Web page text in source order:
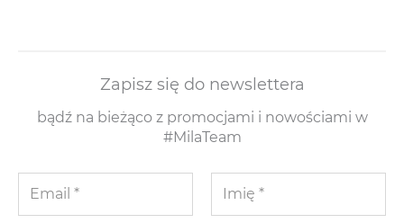
Zapisz się do newslettera
bądź na bieżąco z promocjami i nowościami w
#MilaTeam